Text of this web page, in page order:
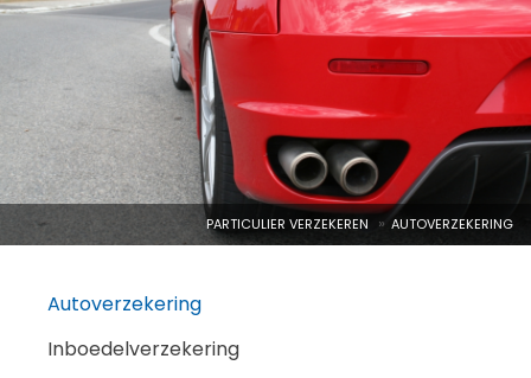
PARTICULIER VERZEKEREN AUTOVERZEKERING
Autoverzekering
Inboedelverzekering